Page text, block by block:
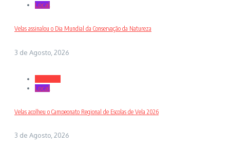
Local
Velas assinalou o Dia Mundial da Conservação da Natureza
3 de Agosto, 2026
Local
Velas acolheu o Campeonato Regional de Escolas de Vela 2026
3 de Agosto, 2026